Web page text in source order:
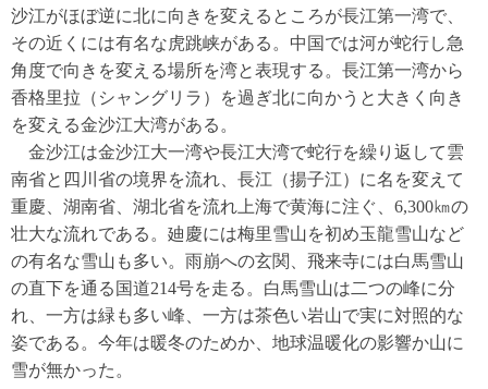
沙江がほぼ逆に北に向きを変えるところが長江第一湾で、
その近くには有名な虎跳峡がある。中国では河が蛇行し急
角度で向きを変える場所を湾と表現する。長江第一湾から
香格里拉（シャングリラ）を過ぎ北に向かうと大きく向き
を変える金沙江大湾がある。
金沙江は金沙江大一湾や長江大湾で蛇行を繰り返して雲
南省と四川省の境界を流れ、長江（揚子江）に名を変えて
重慶、湖南省、湖北省を流れ上海で黄海に注ぐ、6,300㎞の
壮大な流れである。廸慶には梅里雪山を初め玉龍雪山など
の有名な雪山も多い。雨崩への玄関、飛来寺には白馬雪山
の直下を通る国道214号を走る。白馬雪山は二つの峰に分
れ、一方は緑も多い峰、一方は茶色い岩山で実に対照的な
姿である。今年は暖冬のためか、地球温暖化の影響か山に
雪が無かった。